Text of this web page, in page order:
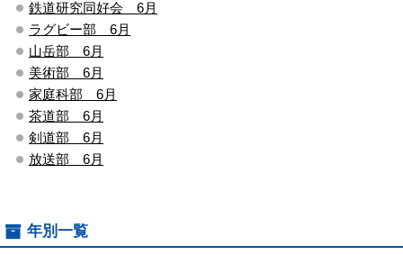
鉄道研究同好会 6月
ラグビー部 6月
山岳部 6月
美術部 6月
家庭科部 6月
茶道部 6月
剣道部 6月
放送部 6月
年別一覧